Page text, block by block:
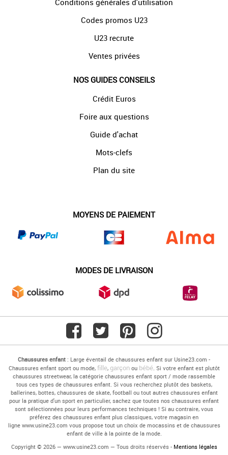
Conditions générales d'utilisation
Codes promos U23
U23 recrute
Ventes privées
NOS GUIDES CONSEILS
Crédit Euros
Foire aux questions
Guide d'achat
Mots-clefs
Plan du site
MOYENS DE PAIEMENT
MODES DE LIVRAISON
Chaussures enfant : Large éventail de chaussures enfant sur Usine23.com -
Chaussures enfant sport ou mode, fille, garçonou bébé. Si votre enfant est plutôt
chaussures streetwear, la catégorie chaussures enfant sport / mode rassemble
tous ces types de chaussures enfant. Si vous recherchez plutôt des baskets,
ballerines, bottes, chaussures de skate, football ou tout autres chaussures enfant
pour la pratique d'un sport en particulier, sachez que toutes nos chaussures enfant
sont sélectionnées pour leurs performances techniques ! Si au contraire, vous
préférez des chaussures enfant plus classiques, votre magasin en
ligne www.usine23.com vous propose tout un choix de mocassins et de chaussures
enfant de ville à la pointe de la mode.
Copyright © 2026 — www.usine23.com — Tous droits réservés - Mentions légales